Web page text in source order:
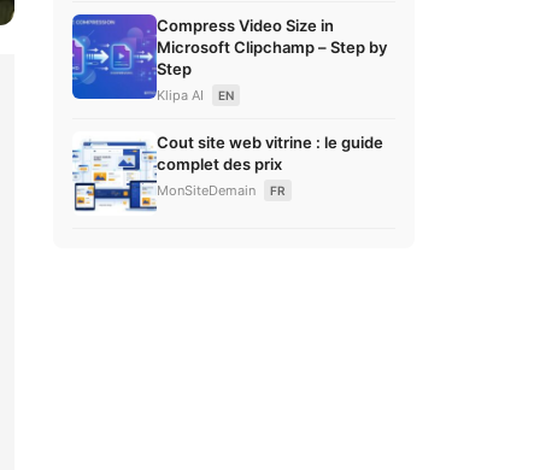
Compress Video Size in
Microsoft Clipchamp – Step by
Step
Klipa AI EN
Cout site web vitrine : le guide
complet des prix
MonSiteDemain FR